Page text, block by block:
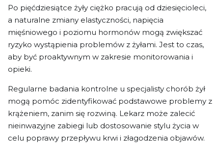
Po pięćdziesiątce żyły ciężko pracują od dziesięcioleci,
a naturalne zmiany elastyczności, napięcia
mięśniowego i poziomu hormonów mogą zwiększać
ryzyko wystąpienia problemów z żyłami. Jest to czas,
aby być proaktywnym w zakresie monitorowania i
opieki.
Regularne badania kontrolne u specjalisty chorób żył
mogą pomóc zidentyfikować podstawowe problemy z
krążeniem, zanim się rozwiną. Lekarz może zalecić
nieinwazyjne zabiegi lub dostosowanie stylu życia w
celu poprawy przepływu krwi i złagodzenia objawów.